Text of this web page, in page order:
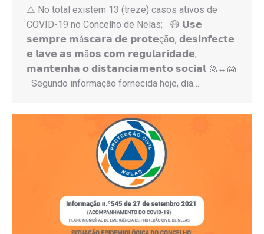
⚠️ No total existem 13 (treze) casos ativos de
COVID-19 no Concelho de Nelas; 😷 𝗨𝘀𝗲
𝘀𝗲𝗺𝗽𝗿𝗲 𝗺á𝘀𝗰𝗮𝗿𝗮 𝗱𝗲 𝗽𝗿𝗼𝘁𝗲çã𝗼, 𝗱𝗲𝘀𝗶𝗻𝗳𝗲𝗰𝘁𝗲
𝗲 𝗹𝗮𝘃𝗲 𝗮𝘀 𝗺ã𝗼𝘀 𝗰𝗼𝗺 𝗿𝗲𝗴𝘂𝗹𝗮𝗿𝗶𝗱𝗮𝗱𝗲,
𝗺𝗮𝗻𝘁𝗲𝗻𝗵𝗮 𝗼 𝗱𝗶𝘀𝘁𝗮𝗻𝗰𝗶𝗮𝗺𝗲𝗻𝘁𝗼 𝘀𝗼𝗰𝗶𝗮𝗹 🙎↔️🙍
Segundo informação fornecida hoje, dia…